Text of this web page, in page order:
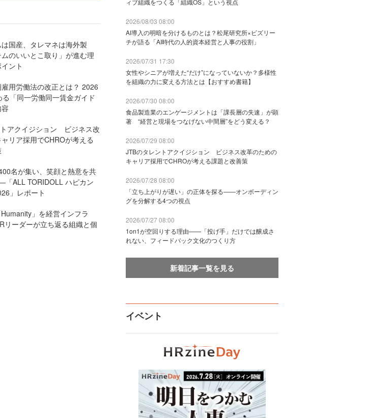
国産、タレマネは海外製
ムのいいとこ取り」が進む理
ント
用労働法の改正とは？ 2026
「同一労働同一賃金ガイド
アクイジション ビジネス改
リア採用でCHROが考える
名が集い、笑顔と熱意を共
ALL TORIDOLL ハピカン
」レポート
」を経営インフラ
ーダーが立ち返る組織と個
ィブ組織をつくる「組織OS」という視点
2026/08/03 08:00
AI導入の明暗を分けるものとは？松尾研究所×ビズリー
チが語る「AI時代の人的資本経営と人事の役割」
2026/07/31 17:30
女性やシニアが増えた“だけ”になっていないか？多様性
を組織の力に変える方法とは【おすすめ書籍】
2026/07/30 08:00
食品製造業のエンゲージメントは「課長層の失速」が顕
著 “経営と現場をつなげない中間層”をどう変える？
2026/07/29 08:00
JTBのタレントアクイジション ビジネス改革のための
キャリア採用でCHROが考える課題と改善策
2026/07/28 08:00
「立ち上がりが遅い」の正体を探る——オンボーディン
グを分解する4つの視点
2026/07/27 08:00
1on1が空回りする理由——「投げ手」だけでは醸成さ
れない、フィードバック文化のつくり方
新着記事一覧を見る
イベント